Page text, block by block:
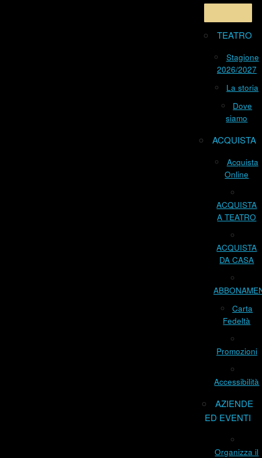
TEATRO
Stagione
2026/2027
La storia
Dove
siamo
ACQUISTA
Acquista
Online
ACQUISTA
A TEATRO
ACQUISTA
DA CASA
Carta
Fedeltà
Promozioni
Accessibilità
AZIENDE
ED EVENTI
Organizza il